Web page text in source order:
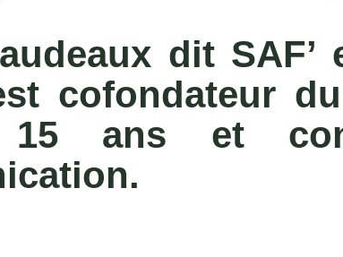
dit
cofondateur
15 ans et